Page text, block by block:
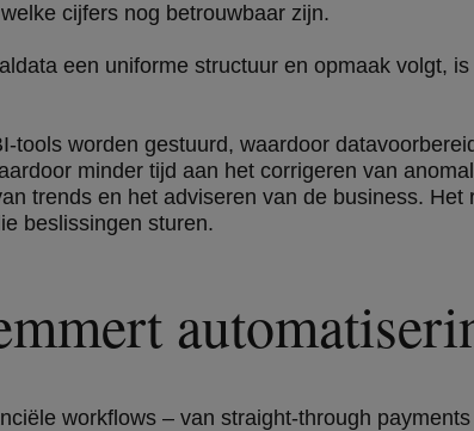
cijfers nog betrouwbaar zijn.
een uniforme structuur en opmaak volgt,
worden gestuurd, waardoor
minder tijd aan het corrigeren van
trends en het adviseren van de business. Het
beslissingen sturen.
workflows – van straight-through